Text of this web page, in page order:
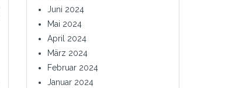
Juni 2024
Mai 2024
April 2024
März 2024
Februar 2024
Januar 2024